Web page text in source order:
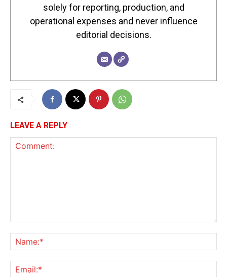
solely for reporting, production, and
operational expenses and never influence
editorial decisions.
LEAVE A REPLY